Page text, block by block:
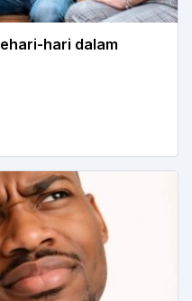
hari dalam